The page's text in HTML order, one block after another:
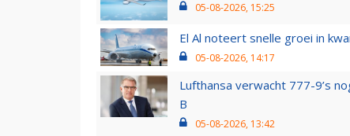
05-08-2026, 15:25
El Al noteert snelle groei in
05-08-2026, 14:17
Lufthansa verwacht 777-9’s
B
05-08-2026, 13:42